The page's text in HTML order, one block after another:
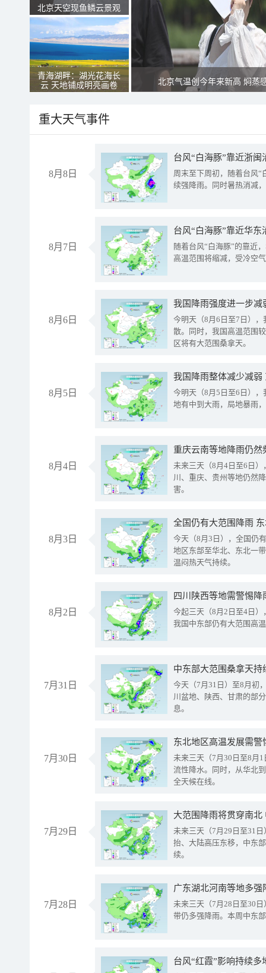
北京天空现鱼鳞云景观
青海湖畔：湖光花海长
云 天地铺成明亮画卷
北京气温创今年来新高 焖蒸
重大天气事件
8月8日
台风“白海豚”靠近浙
周末至下周初，随着台风“
续强降雨。同时暑热消减
8月7日
台风“白海豚”靠近华
随着台风“白海豚”的靠近
高温范围将缩减，受冷空
8月6日
今明天（8月6日至7日）
散。同时，我国高温范围
区将有大范围桑拿天。
8月5日
我国降雨整体减少减弱
今明天（8月5日至6日）
地有中到大雨，局地暴雨
8月4日
重庆云南等地降雨仍然
未来三天（8月4日至6日
川、重庆、贵州等地仍然
害。
8月3日
全国仍有大范围降雨
今天（8月3日），全国仍
地区东部至华北、东北一
温闷热天气持续。
8月2日
今起三天（8月2日至4日
我国中东部仍有大范围高
7月31日
中东部大范围桑拿天
今天（7月31日）至8月初
川盆地、陕西、甘肃的部
息。
7月30日
东北地区高温发展需
未来三天（7月30日至8月
流性降水。同时，从华北
全天候在线。
7月29日
大范围降雨将贯穿南
未来三天（7月29日至31
抬、大陆高压东移，中东
续。
7月28日
广东湖北河南等地多
未来三天（7月28日至30
带仍多强降雨。本周中东
台风“红霞”影响持续